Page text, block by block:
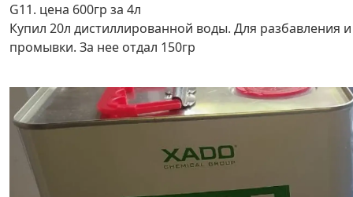
G11. цена 600гр за 4л
Купил 20л дистиллированной воды. Для разбавления и
промывки. За нее отдал 150гр